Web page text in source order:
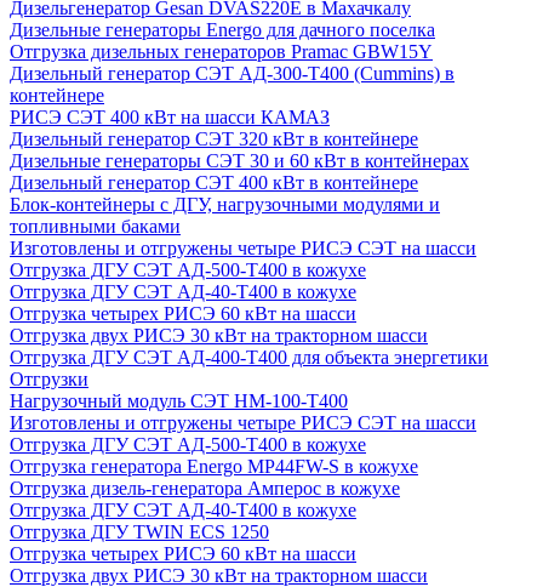
Дизельгенератор Gesan DVAS220E в Махачкалу
Дизельные генераторы Energo для дачного поселка
Отгрузка дизельных генераторов Pramac GВW15Y
Дизельный генератор СЭТ АД-300-Т400 (Cummins) в
контейнере
РИСЭ СЭТ 400 кВт на шасси КАМАЗ
Дизельный генератор СЭТ 320 кВт в контейнере
Дизельные генераторы СЭТ 30 и 60 кВт в контейнерах
Дизельный генератор СЭТ 400 кВт в контейнере
Блок-контейнеры с ДГУ, нагрузочными модулями и
топливными баками
Изготовлены и отгружены четыре РИСЭ СЭТ на шасси
Отгрузка ДГУ СЭТ АД-500-Т400 в кожухе
Отгрузка ДГУ СЭТ АД-40-Т400 в кожухе
Отгрузка четырех РИСЭ 60 кВт на шасси
Отгрузка двух РИСЭ 30 кВт на тракторном шасси
Отгрузка ДГУ СЭТ АД-400-Т400 для объекта энергетики
Отгрузки
Нагрузочный модуль СЭТ НМ-100-Т400
Изготовлены и отгружены четыре РИСЭ СЭТ на шасси
Отгрузка ДГУ СЭТ АД-500-Т400 в кожухе
Отгрузка генератора Energo MP44FW-S в кожухе
Отгрузка дизель-генератора Амперос в кожухе
Отгрузка ДГУ СЭТ АД-40-Т400 в кожухе
Отгрузка ДГУ TWIN ECS 1250
Отгрузка четырех РИСЭ 60 кВт на шасси
Отгрузка двух РИСЭ 30 кВт на тракторном шасси